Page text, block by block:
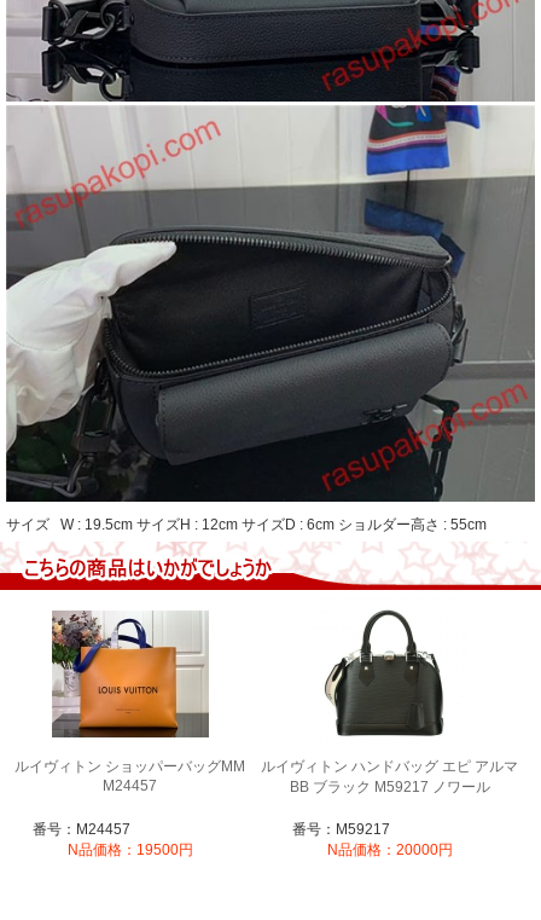
サイズ W : 19.5cm サイズH : 12cm サイズD : 6cm ショルダー高さ : 55cm
ルイヴィトン ショッパーバッグMM
M24457
番号：M24457
N品価格：19500円
ルイヴィトン ハンドバッグ エピ アルマ
BB ブラック M59217 ノワール
番号：M59217
N品価格：20000円